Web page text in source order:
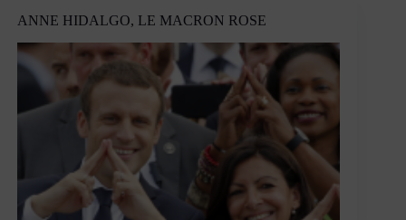
affaiblie
par
le
Green-
européen
Entretien
avec
Jean-
Paul
ANNE HIDALGO, LE MACRON ROSE